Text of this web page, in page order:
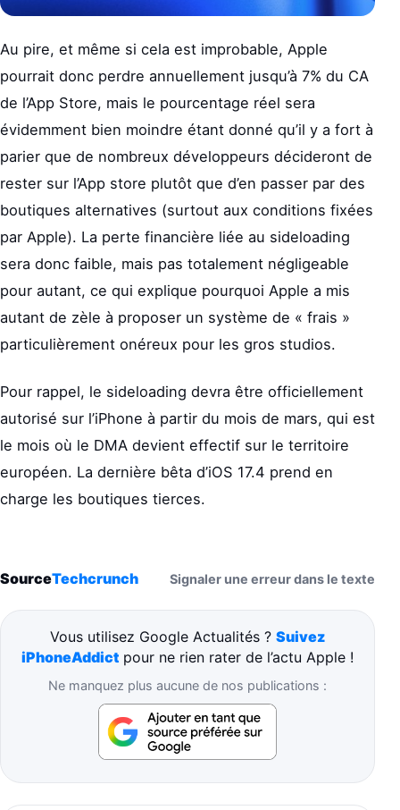
Au pire, et même si cela est improbable, Apple
pourrait donc perdre annuellement jusqu’à 7% du CA
de l’App Store, mais le pourcentage réel sera
évidemment bien moindre étant donné qu’il y a fort à
parier que de nombreux développeurs décideront de
rester sur l’App store plutôt que d’en passer par des
boutiques alternatives (surtout aux conditions fixées
par Apple). La perte financière liée au sideloading
sera donc faible, mais pas totalement négligeable
pour autant, ce qui explique pourquoi Apple a mis
autant de zèle à proposer un système de « frais »
particulièrement onéreux pour les gros studios.
Pour rappel, le sideloading devra être officiellement
autorisé sur l’iPhone à partir du mois de mars, qui est
le mois où le DMA devient effectif sur le territoire
européen. La dernière bêta d’iOS 17.4 prend en
charge les boutiques tierces.
SourceTechcrunch Signaler une erreur dans le texte
Vous utilisez Google Actualités ? Suivez
iPhoneAddict pour ne rien rater de l’actu Apple !
Ne manquez plus aucune de nos publications :